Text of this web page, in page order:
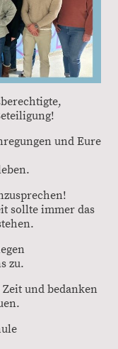
und Eure
sollte immer das
zu.
und bedanken